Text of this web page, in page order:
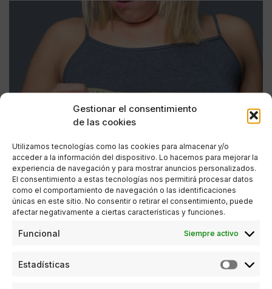
Gestionar el consentimiento
de las cookies
Utilizamos tecnologías como las cookies para almacenar y/o
acceder a la información del dispositivo. Lo hacemos para mejorar la
experiencia de navegación y para mostrar anuncios personalizados.
El consentimiento a estas tecnologías nos permitirá procesar datos
como el comportamiento de navegación o las identificaciones
únicas en este sitio. No consentir o retirar el consentimiento, puede
afectar negativamente a ciertas características y funciones.
Funcional Siempre activo
Estadísticas
ESTILO DE VIDA
garantías